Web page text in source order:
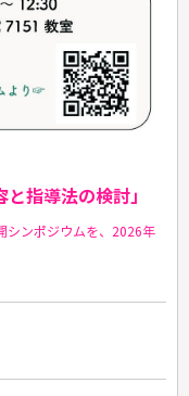
指導法の検討」
ンポジウムを、2026年